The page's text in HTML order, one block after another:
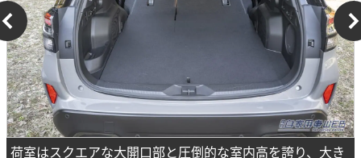
荷室はスクエアな大開口部と圧倒的な室内高を誇り、大き